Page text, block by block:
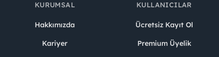
KURUMSAL
Hakkımızda
Kariyer
KULLANICILAR
Ücretsiz Kayıt Ol
Premium Üyelik